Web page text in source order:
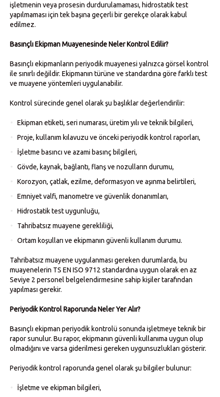
işletmenin veya prosesin durdurulamaması, hidrostatik test
yapılmaması için tek başına geçerli bir gerekçe olarak kabul
edilmez.
Basınçlı Ekipman Muayenesinde Neler Kontrol Edilir?
Basınçlı ekipmanların periyodik muayenesi yalnızca görsel kontrol
ile sınırlı değildir. Ekipmanın türüne ve standardına göre farklı test
ve muayene yöntemleri uygulanabilir.
Kontrol sürecinde genel olarak şu başlıklar değerlendirilir:
Ekipman etiketi, seri numarası, üretim yılı ve teknik bilgileri,
Proje, kullanım kılavuzu ve önceki periyodik kontrol raporları,
İşletme basıncı ve azami basınç bilgileri,
Gövde, kaynak, bağlantı, flanş ve nozulların durumu,
Korozyon, çatlak, ezilme, deformasyon ve aşınma belirtileri,
Emniyet valfi, manometre ve güvenlik donanımları,
Hidrostatik test uygunluğu,
Tahribatsız muayene gerekliliği,
Ortam koşulları ve ekipmanın güvenli kullanım durumu.
Tahribatsız muayene uygulanması gereken durumlarda, bu
muayenelerin TS EN ISO 9712 standardına uygun olarak en az
Seviye 2 personel belgelendirmesine sahip kişiler tarafından
yapılması gerekir.
Periyodik Kontrol Raporunda Neler Yer Alır?
Basınçlı ekipman periyodik kontrolü sonunda işletmeye teknik bir
rapor sunulur. Bu rapor, ekipmanın güvenli kullanıma uygun olup
olmadığını ve varsa giderilmesi gereken uygunsuzlukları gösterir.
Periyodik kontrol raporunda genel olarak şu bilgiler bulunur:
İşletme ve ekipman bilgileri,